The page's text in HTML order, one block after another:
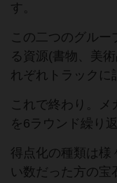
す。
この二つのグル
る資源(書物、美
れぞれトラックに
これで終わり。
を6ラウンド繰り
得点化の種類は様
い数だった方の宝